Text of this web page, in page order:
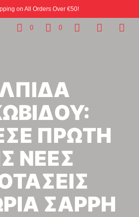
on All Orders Over €50!
0 0
ΠΡΩΤΗ
ΝΕΕΣ
ΣΑΡΡΗ